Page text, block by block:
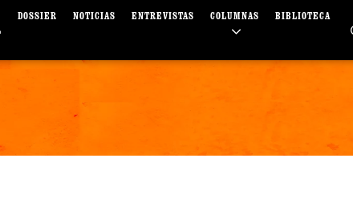
DOSSIER NOTICIAS ENTREVISTAS COLUMNAS BIBLIOTECA